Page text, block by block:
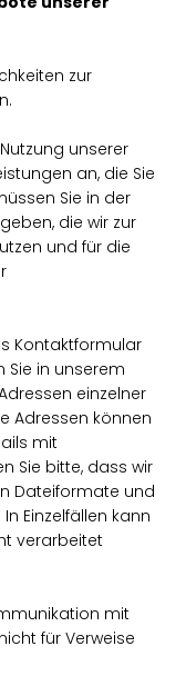
zur
unserer
an, die Sie
Sie in der
die wir zur
und für die
Kontaktformular
Sie in unserem
einzelner
Adressen können
mit
Sie bitte, dass wir
Dateiformate und
Einzelfällen kann
verarbeitet
mit
für Verweise